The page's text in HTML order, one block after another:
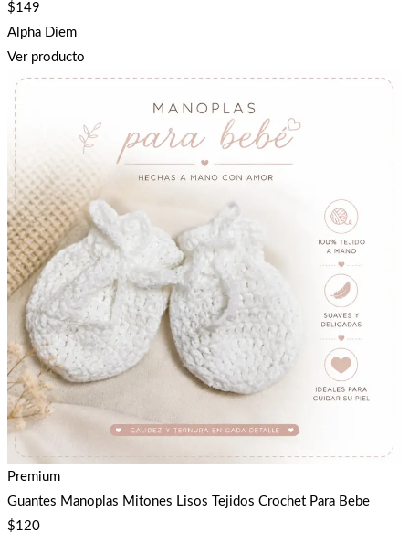
$149
Alpha Diem
Ver producto
Premium
Guantes Manoplas Mitones Lisos Tejidos Crochet Para Bebe
$120